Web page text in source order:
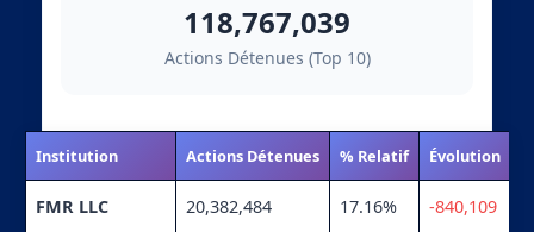
118,767,039
Actions Détenues (Top 10)
Institution Actions Détenues % Relatif Évolution
FMR LLC 20,382,484 17.16% -840,109